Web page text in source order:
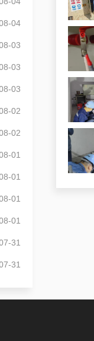
04
03
03
03
02
02
01
01
01
01
31
31